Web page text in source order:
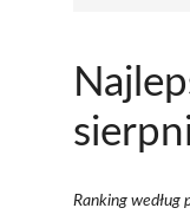
Ranking według